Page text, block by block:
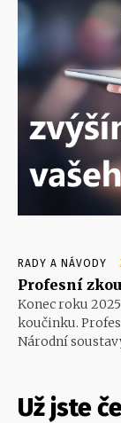
RADY A NÁVODY
Profesní
Konec roku
koučinku.
Národní
Už jste